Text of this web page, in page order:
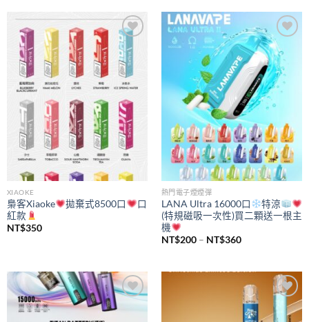
Add to
wishlist
XIAOKE
梟客Xiaoke 拋棄式8500口
口
紅款
NT$350
Add to
wishlist
熱門電子煙煙彈
LANA Ultra 16000口
特涼
(特規磁吸一次性)買二顆送一根主
機
NT$200 – NT$360價
NT$200
到
NT$360
Add to
Add to
wishlist